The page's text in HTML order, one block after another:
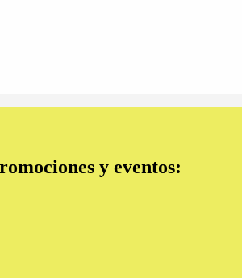
y eventos: